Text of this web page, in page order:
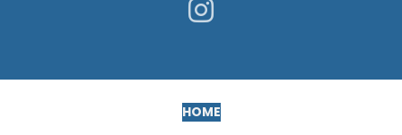
Exame toxicológico admissional
Exames complementares pcmso
HOME